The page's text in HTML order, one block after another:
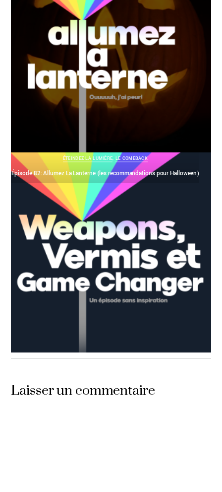
ÉTEINDEZ LA LUMIÈRE, LE COMEBACK
Épisode 82: Allumez La Lanterne (les recommandations pour Halloween)
ÉTEINDEZ LA LUMIÈRE,LE COMEBACK,PODCAST
Laisser un commentaire